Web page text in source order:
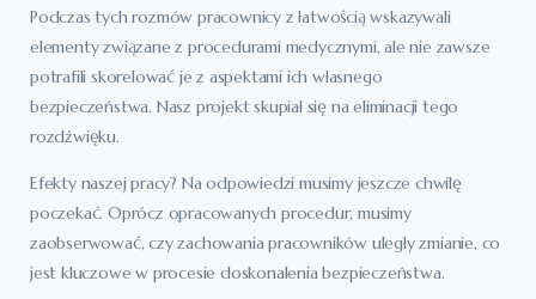
Podczas tych rozmów pracownicy z łatwością wskazywali
elementy związane z procedurami medycznymi, ale nie zawsze
potrafili skorelować je z aspektami ich własnego
bezpieczeństwa. Nasz projekt skupiał się na eliminacji tego
rozdźwięku.
Efekty naszej pracy? Na odpowiedzi musimy jeszcze chwilę
poczekać. Oprócz opracowanych procedur, musimy
zaobserwować, czy zachowania pracowników uległy zmianie, co
jest kluczowe w procesie doskonalenia bezpieczeństwa.